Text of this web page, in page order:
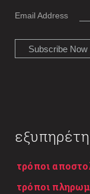
Email Address
τρόποι
τρόποι